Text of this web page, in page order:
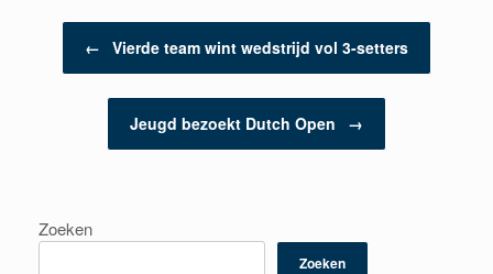
Berichtnavigatie
← Vierde team wint wedstrijd vol 3-setters
Jeugd bezoekt Dutch Open →
Zoeken
Zoeken